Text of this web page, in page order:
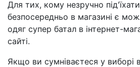
Для тих, кому незручно
безпосередньо в магазині є
одяг супер батал в інтернет-
сайті.
Якщо ви сумніваєтеся у виборі